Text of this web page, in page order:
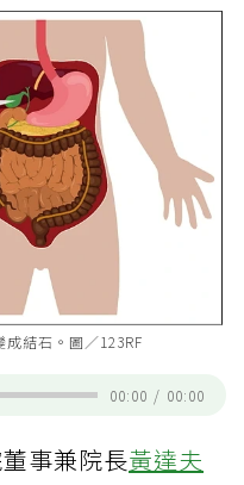
結石。圖／123RF
00:00 / 00:00
事兼院長黃達夫